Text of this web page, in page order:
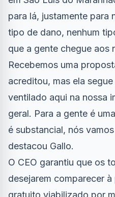
para lá, justamente para
tipo de dano, nenhum
que a gente chegue aos
Recebemos uma
acreditou, mas ela
ventilado aqui na nossa
geral. Para a gente é
é substancial, nós
destacou Gallo.
O CEO garantiu que os
desejarem comparecer
gratuito viabilizado por